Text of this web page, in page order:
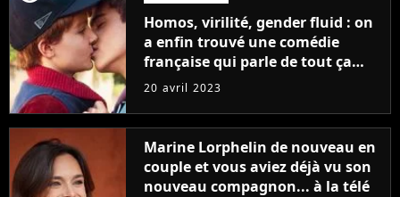
Homos, virilité, gender fluid : on
a enfin trouvé une comédie
française qui parle de tout ça
sans être super ringarde
20 avril 2023
Marine Lorphelin de nouveau en
couple et vous aviez déjà vu son
nouveau compagnon... à la télé